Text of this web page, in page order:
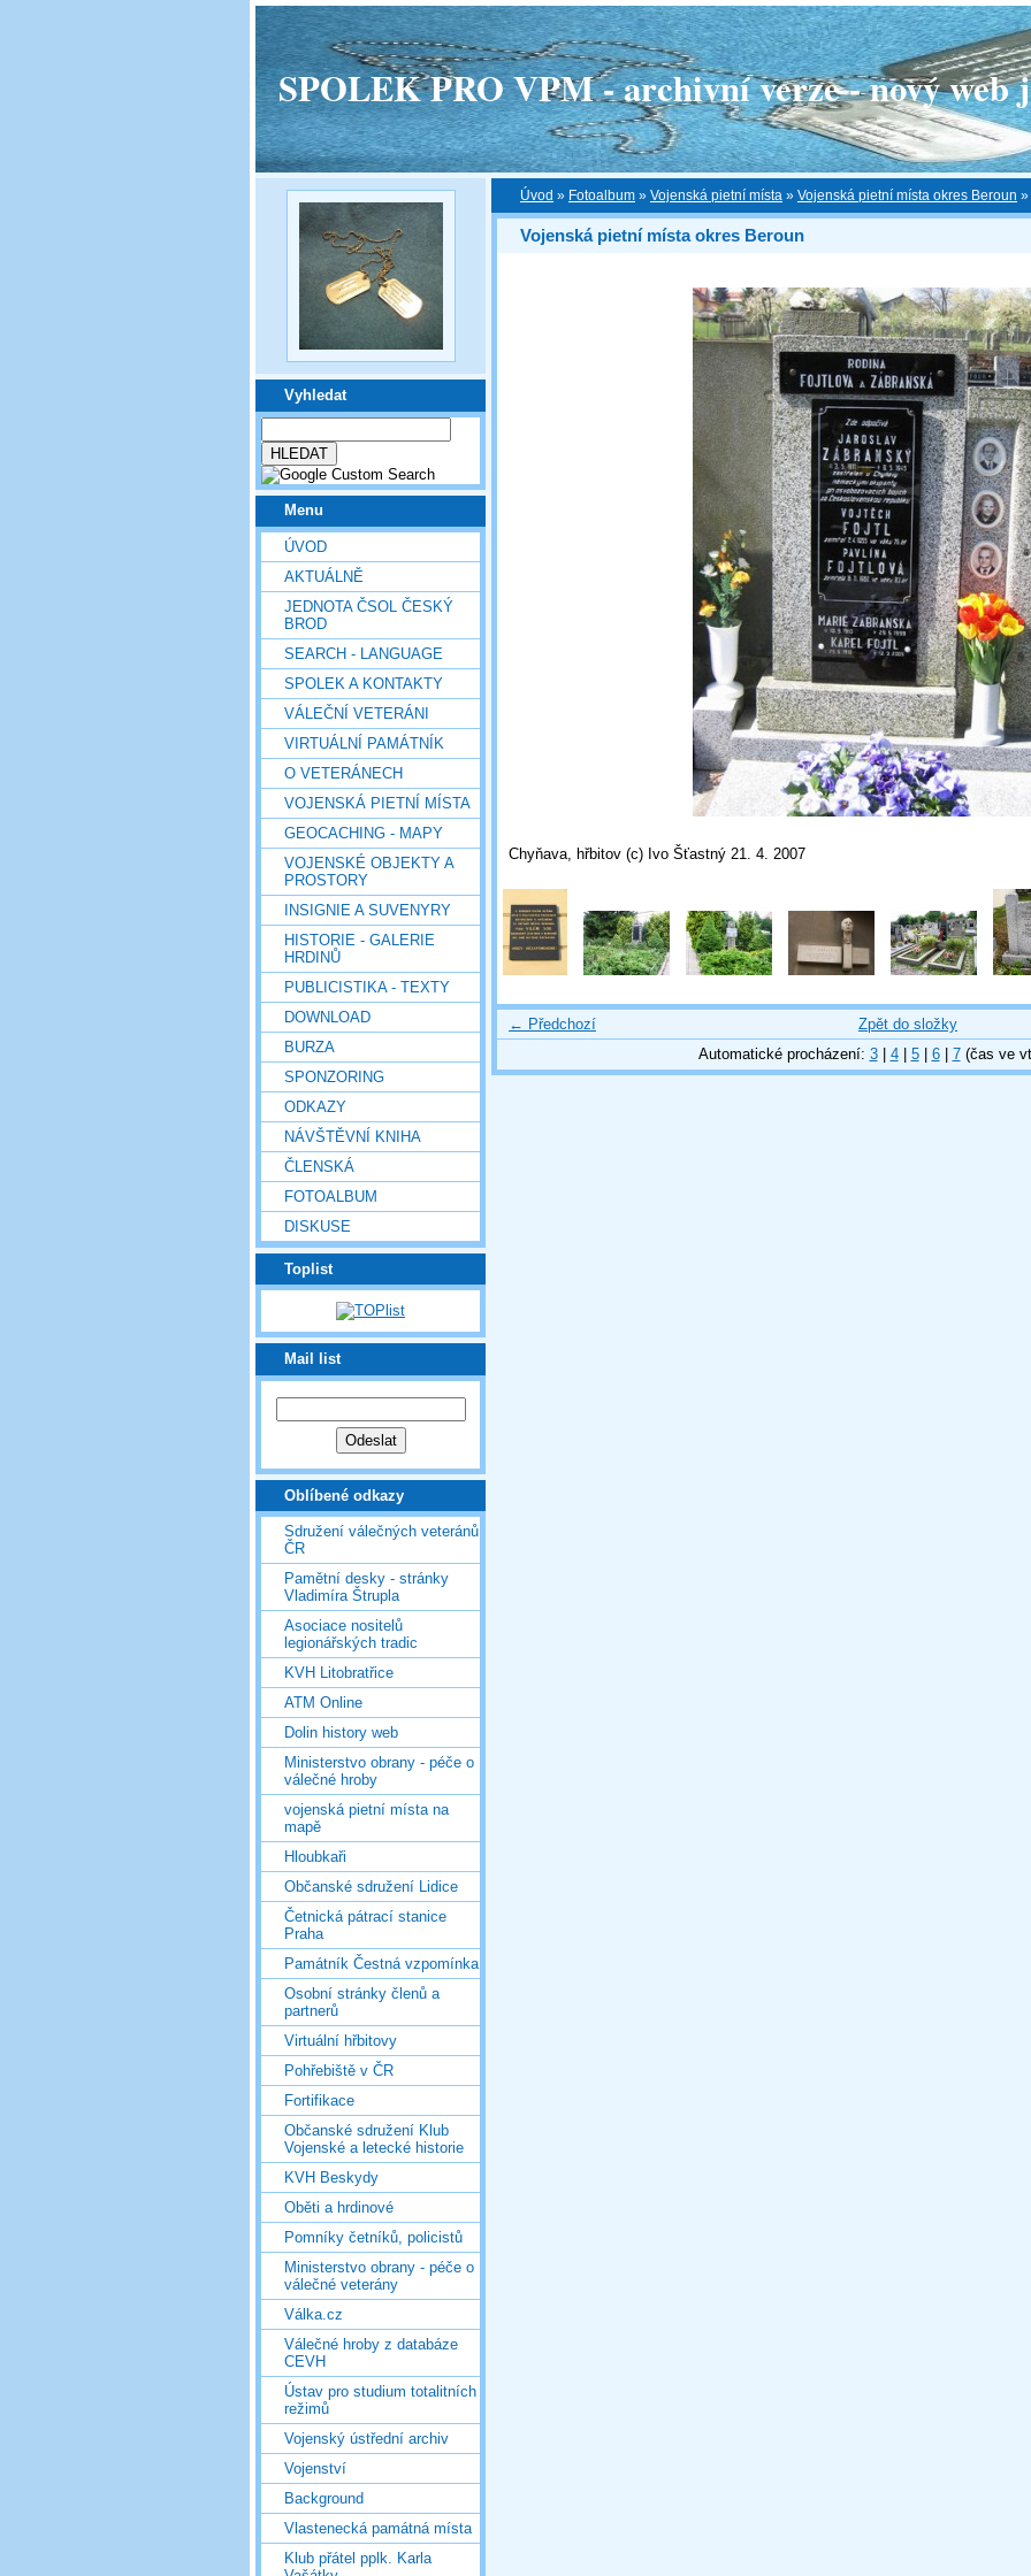
SPOLEK PRO VPM - archivní verze - nový web
Vyhledat
Menu
ÚVOD
AKTUÁLNĚ
JEDNOTA ČSOL ČESKÝ
BROD
SEARCH - LANGUAGE
SPOLEK A KONTAKTY
VÁLEČNÍ VETERÁNI
VIRTUÁLNÍ PAMÁTNÍK
O VETERÁNECH
VOJENSKÁ PIETNÍ MÍSTA
GEOCACHING - MAPY
VOJENSKÉ OBJEKTY A
PROSTORY
INSIGNIE A SUVENYRY
HISTORIE - GALERIE
HRDINŮ
PUBLICISTIKA - TEXTY
DOWNLOAD
BURZA
SPONZORING
ODKAZY
NÁVŠTĚVNÍ KNIHA
ČLENSKÁ
FOTOALBUM
DISKUSE
Toplist
Mail list
Oblíbené odkazy
Sdružení válečných veteránů
ČR
Pamětní desky - stránky
Vladimíra Štrupla
Asociace nositelů
legionářských tradic
KVH Litobratřice
ATM Online
Dolin history web
Ministerstvo obrany - péče o
válečné hroby
vojenská pietní místa na
mapě
Hloubkaři
Občanské sdružení Lidice
Četnická pátrací stanice
Praha
Památník Čestná vzpomínka
Osobní stránky členů a
partnerů
Virtuální hřbitovy
Pohřebiště v ČR
Fortifikace
Občanské sdružení Klub
Vojenské a letecké historie
KVH Beskydy
Oběti a hrdinové
Pomníky četníků, policistů
Ministerstvo obrany - péče o
válečné veterány
Válka.cz
Válečné hroby z databáze
CEVH
Ústav pro studium totalitních
režimů
Vojenský ústřední archiv
Vojenství
Background
Vlastenecká památná místa
Klub přátel pplk. Karla
Úvod » Fotoalbum » Vojenská pietní místa » Vojenská pietní místa okres Beroun »
Vojenská pietní místa okres Beroun
Chyňava, hřbitov (c) Ivo Šťastný 21. 4. 2007
← Předchozí
Zpět do složky
Automatické procházení: 3| 4| 5| 6| 7(čas ve